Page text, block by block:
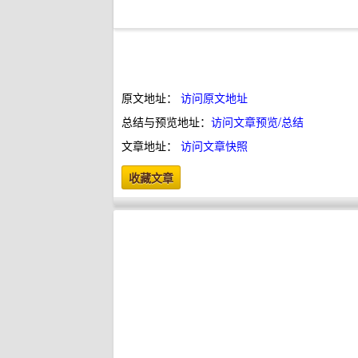
原文地址： 访问原文地址
总结与预览地址： 访问文章预览/总结
文章地址： 访问文章快照